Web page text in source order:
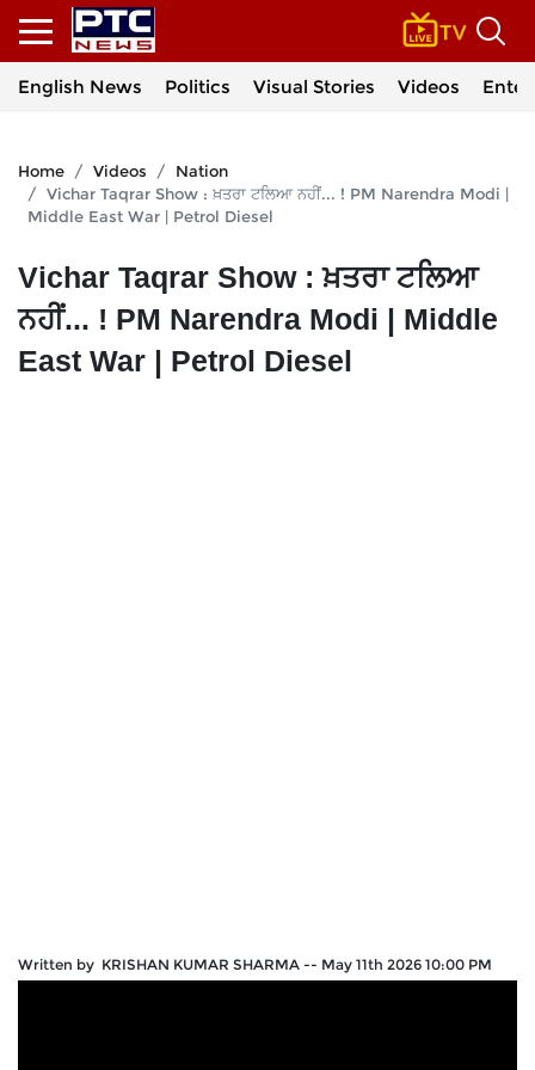
English News Politics Visual Stories Videos
Home Videos
Nation
Vichar Taqrar Show : ਖ਼ਤਰਾ ਟਲਿਆ ਨਹੀਂ... ! PM Narendra Modi |
Middle East War | Petrol Diesel
Vichar Taqrar Show : ਖ਼ਤਰਾ ਟਲਿਆ
ਨਹੀਂ... ! PM Narendra Modi | Middle
East War | Petrol Diesel
Written by KRISHAN KUMAR SHARMA -- May 11th 2026 10:00 PM